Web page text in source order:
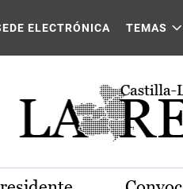
La Mancha
ELECTRÓNICA TEMAS